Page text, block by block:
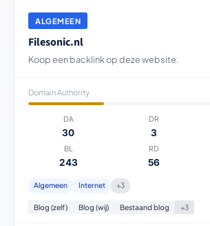
ALGEMEEN
Filesonic.nl
Koop een backlink op deze website.
Domain Authority
DA
30
DR
3
BL
243
RD
56
Algemeen Internet +3
Blog (zelf) Blog (wij) Bestaand blog +3